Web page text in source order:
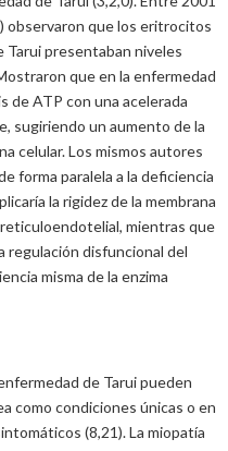
observaron que los eritrocitos
Tarui presentaban niveles
que en la enfermedad
de ATP con una acelerada
sugiriendo un aumento de la
celular. Los mismos autores
forma paralela a la deficiencia
la rigidez de la membrana
mientras que
regulación disfuncional del
misma de la enzima
de Tarui pueden
como condiciones únicas o en
(8,21). La miopatía